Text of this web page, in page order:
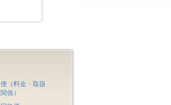
（料金・取扱
係）